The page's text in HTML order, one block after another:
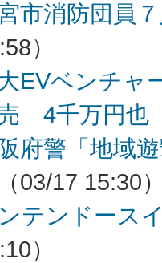
市消防団員
）
EVベンチ
4千万円也
府警「地域
（03/17 15:30
テンドース
）